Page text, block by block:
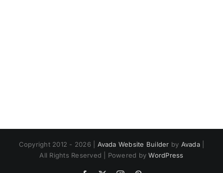
Copyright 2012 - 2026 | Avada Website Builder by Avada|
All Rights Reserved | Powered byWordPress